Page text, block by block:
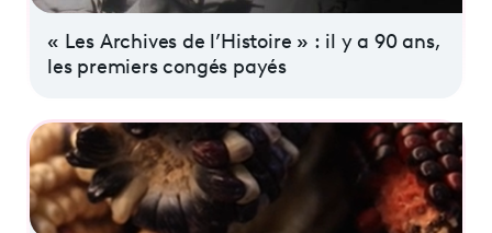
« Les Archives de l’Histoire » : il y a 90 ans,
les premiers congés payés